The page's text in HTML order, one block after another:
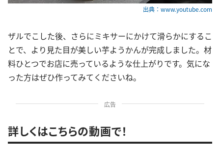
出典：www.youtube.com
ザルでこした後、さらにミキサーにかけて滑らかにするこ
とで、より見た目が美しい芋ようかんが完成しました。材
料ひとつでお店に売っているような仕上がりです。気にな
った方はぜひ作ってみてくださいね。
広告
詳しくはこちらの動画で！